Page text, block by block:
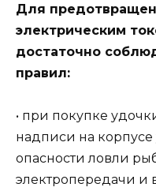
Для
электрическим
достаточно
правил:
• при покупке
надписи на
опасности ловли
электропередачи и